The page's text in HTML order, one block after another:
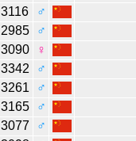
3116
♂
2985
♂
3090
♀
3342
♂
3261
♂
3165
♂
3077
♂